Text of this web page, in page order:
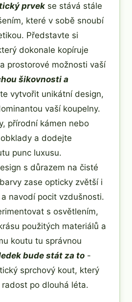
prvek se stává stále
které v sobě snoubí
Představte si
dokonale kopíruje
prostorové možnosti vaší
šikovnosti a
vytvořit unikátní design,
vaší koupelny.
přírodní kámen nebo
a dodejte
punc luxusu.
s důrazem na čisté
zase opticky zvětší i
navodí pocit vzdušnosti.
s osvětlením,
použitých materiálů a
koutu tu správnou
bude stát za to -
sprchový kout, který
po dlouhá léta.